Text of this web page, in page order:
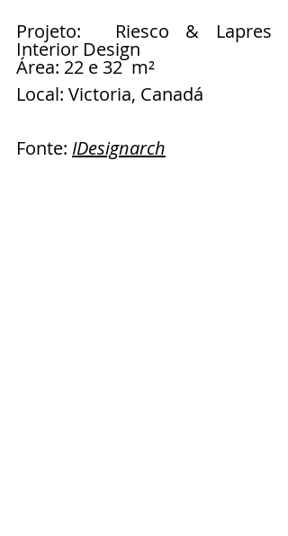
Projeto:  Riesco & Lapres
Interior Design
Área: 22 e 32  m²
Local: Victoria, Canadá
Fonte: IDesignarch